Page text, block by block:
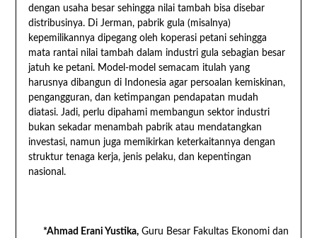
dengan usaha besar sehingga nilai tambah bisa disebar
distribusinya. Di Jerman, pabrik gula (misalnya)
kepemilikannya dipegang oleh koperasi petani sehingga
mata rantai nilai tambah dalam industri gula sebagian besar
jatuh ke petani. Model-model semacam itulah yang
harusnya dibangun di Indonesia agar persoalan kemiskinan,
pengangguran, dan ketimpangan pendapatan mudah
diatasi. Jadi, perlu dipahami membangun sektor industri
bukan sekadar menambah pabrik atau mendatangkan
investasi, namun juga memikirkan keterkaitannya dengan
struktur tenaga kerja, jenis pelaku, dan kepentingan
nasional.
*Ahmad Erani Yustika, Guru Besar Fakultas Ekonomi dan